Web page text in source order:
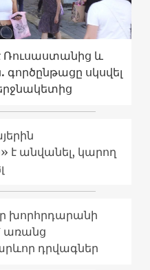
Ռուսաստանից և
սկսվել
անվանել, կարող
խորհրդարանի
առանց
դրվագներ